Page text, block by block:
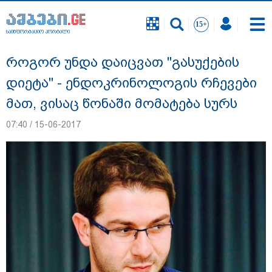
საინფორმაციო პორტალი
"ეს გაფრთხილება უნდა გახდეს
ყველასთვის" - ოკუპირებული აფხაზეთის
ე.წ. საგარეო უწყება გიორგი ბარამიძის
განცხადებასთან დაკავშირებით
საინფორმაციო პორტალი
როგორ უნდა დაიცვათ "გასუქების
დიეტა" - ენდოკრინოლოგის რჩევები
მათ, ვისაც წონაში მომატება სურს
07:40 / 15-06-2017